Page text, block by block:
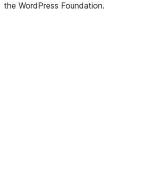
the WordPress Foundation.